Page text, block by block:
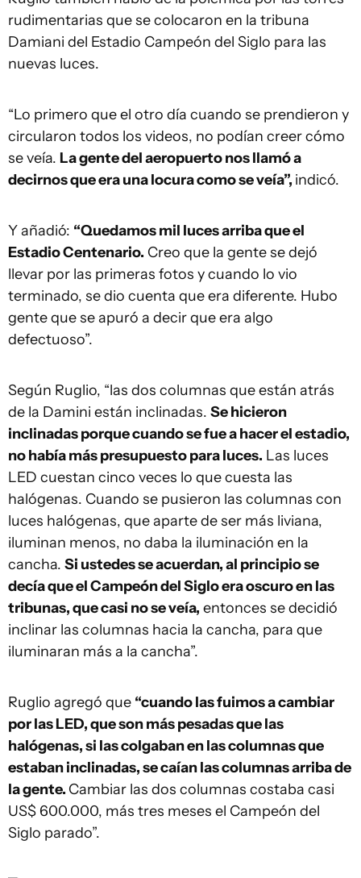
rudimentarias que se colocaron en la tribuna
Damiani del Estadio Campeón del Siglo para las
nuevas luces.
“Lo primero que el otro día cuando se prendieron y
circularon todos los videos, no podían creer cómo
se veía. La gente del aeropuerto nos llamó a
decirnos que era una locura como se veía”, indicó.
Y añadió: “Quedamos mil luces arriba que el
Estadio Centenario. Creo que la gente se dejó
llevar por las primeras fotos y cuando lo vio
terminado, se dio cuenta que era diferente. Hubo
gente que se apuró a decir que era algo
defectuoso”.
Según Ruglio, “las dos columnas que están atrás
de la Damini están inclinadas. Se hicieron
inclinadas porque cuando se fue a hacer el estadio,
no había más presupuesto para luces. Las luces
LED cuestan cinco veces lo que cuesta las
halógenas. Cuando se pusieron las columnas con
luces halógenas, que aparte de ser más liviana,
iluminan menos, no daba la iluminación en la
cancha. Si ustedes se acuerdan, al principio se
decía que el Campeón del Siglo era oscuro en las
tribunas, que casi no se veía, entonces se decidió
inclinar las columnas hacia la cancha, para que
iluminaran más a la cancha”.
Ruglio agregó que “cuando las fuimos a cambiar
por las LED, que son más pesadas que las
halógenas, si las colgaban en las columnas que
estaban inclinadas, se caían las columnas arriba de
la gente. Cambiar las dos columnas costaba casi
US$ 600.000, más tres meses el Campeón del
Siglo parado”.